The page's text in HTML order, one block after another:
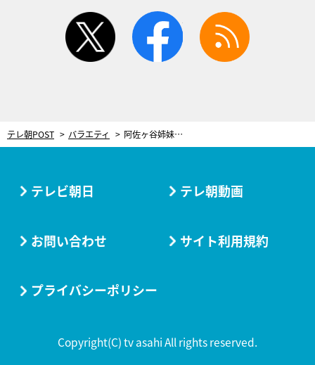
twitter facebook
テレ朝POST バラエティ 阿佐ヶ谷姉妹、ブレイクで特注衣装に新調。“秘密の機能”に黒柳徹子も興味津々
テレビ朝日 テレ朝動画
お問い合わせ サイト利用規約
プライバシーポリシー
Copyright(C) tv asahi All rights reserved.